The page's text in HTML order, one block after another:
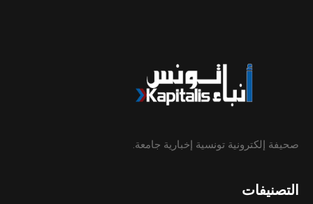
صحيفة إلكترونية تونسية إخبارية جامعة.
التصنيفات